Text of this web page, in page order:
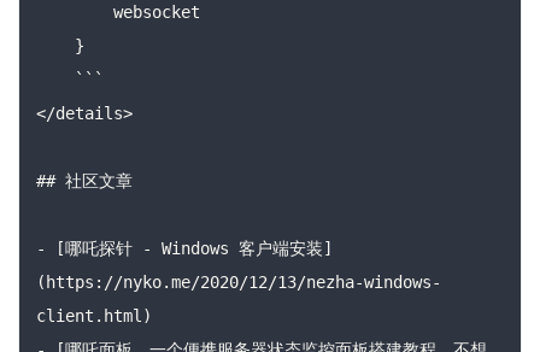
        websocket
</details>
## 社区文章
- [哪吒探针 - Windows 客户端安装]
(https://nyko.me/2020/12/13/nezha-windows-
client.html)